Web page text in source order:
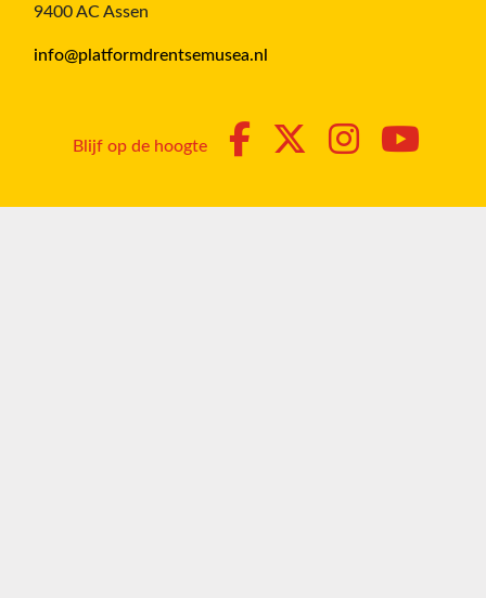
9400 AC Assen
info@platformdrentsemusea.nl
Blijf op de hoogte